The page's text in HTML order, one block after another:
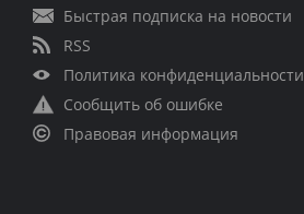
Быстрая подписка на новости
RSS
Политика конфиденциальности
Сообщить об ошибке
Правовая информация